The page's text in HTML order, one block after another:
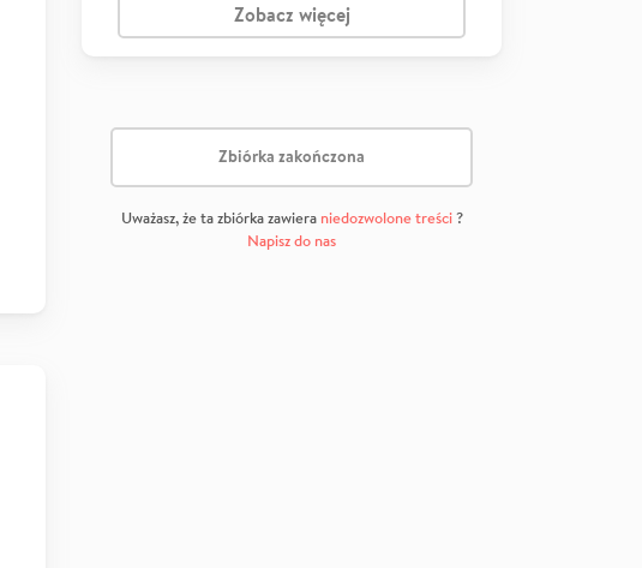
Zobacz więcej
Zbiórka zakończona
Uważasz, że ta zbiórka zawiera niedozwolone treści?
Napisz do nas